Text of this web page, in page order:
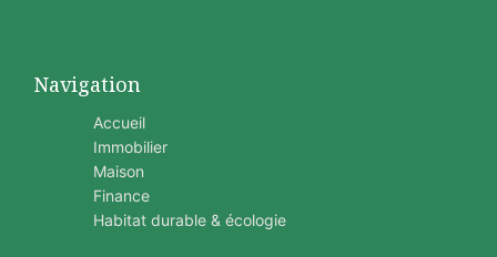
Navigation
Accueil
Immobilier
Maison
Finance
Habitat durable & écologie